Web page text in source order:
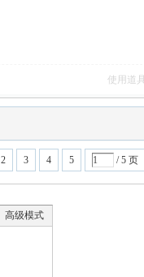
使用道具
2 3 4 5 / 5 页
高级模式